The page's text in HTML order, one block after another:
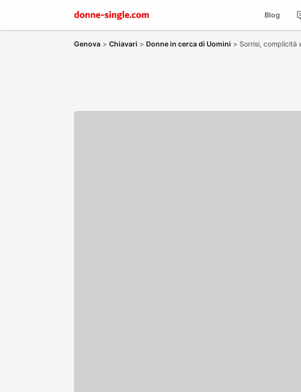
Blog
Genova > Chiavari > Donne in cerca di Uomini > Sorrisi, complicità